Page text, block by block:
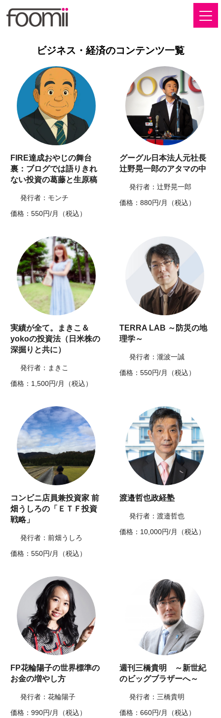
ビジネス・経済のコンテンツ一覧
FIRE達成おやじの舞台
裏：ブログでは語りきれ
ない投資の葛藤と生原稿
発行者：モンチ
価格：550円/月（税込）
グーグル日本法人元社長
辻野晃一郎のアタマの中
発行者：辻野晃一郎
価格：880円/月（税込）
実績が全て。まきこ＆
yokoの投資法（日米株の
深掘りと共に）
発行者：まきこ
価格：1,500円/月（税込）
TERRA LAB ～防災の地
理学～
発行者：瀧波一誠
価格：550円/月（税込）
コンビニ店員兼投資家 前
畑うしろの「ＥＴＦ投資
戦略」
発行者：前畑うしろ
価格：550円/月（税込）
渡邉哲也政経塾
発行者：渡邉哲也
価格：10,000円/月（税込）
FP花輪陽子の世界標準の
お金の増やし方
発行者：花輪陽子
価格：990円/月（税込）
週刊三橋貴明 ～新世紀
のビッグブラザーへ～
発行者：三橋貴明
価格：660円/月（税込）